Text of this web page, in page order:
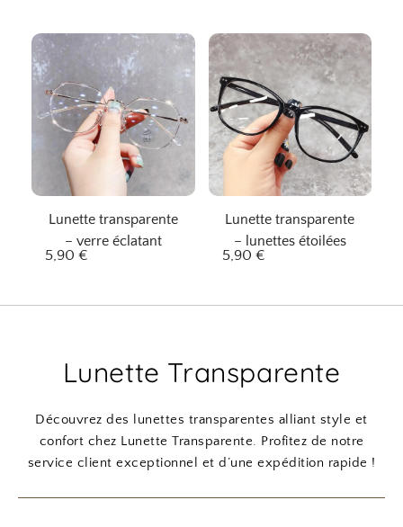
x
i
n
i
t
t
0
r
x
a
t
u
4
,
0
.
Lunette transparente
– verre éclatant
5,90 €
Lunette transparente
– lunettes étoilées
5,90 €
Lunette Transparente
Découvrez des lunettes transparentes alliant style et
confort chez Lunette Transparente. Profitez de notre
service client exceptionnel et d’une expédition rapide !